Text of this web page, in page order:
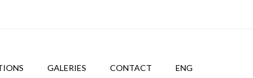
GALERIES CONTACT ENG